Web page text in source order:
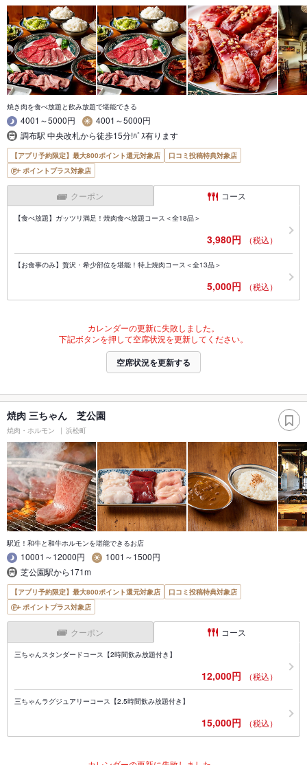
焼き肉を食べ放題と飲み放題で堪能できる
4001～5000円
4001～5000円
調布駅 中央改札から徒歩15分!ﾊﾞｽ有ります
【アプリ予約限定】最大800ポイント還元対象店
口コミ投稿特典対象店
ポイントプラス対象店
クーポン コース
【食べ放題】ガッツリ満足！焼肉食べ放題コース＜全18品＞
3,980円 （税込）
【お食事のみ】贅沢・希少部位を堪能！特上焼肉コース＜全13品＞
5,000円 （税込）
カレンダーの更新に失敗しました。
下記ボタンを押して空席状況を更新してください。
空席状況を更新する
焼肉 三ちゃん 芝公園
焼肉・ホルモン 浜松町
駅近！和牛と和牛ホルモンを堪能できるお店
10001～12000円
1001～1500円
芝公園駅から171m
【アプリ予約限定】最大800ポイント還元対象店
口コミ投稿特典対象店
ポイントプラス対象店
クーポン コース
三ちゃんスタンダードコース【2時間飲み放題付き】
12,000円 （税込）
三ちゃんラグジュアリーコース【2.5時間飲み放題付き】
15,000円 （税込）